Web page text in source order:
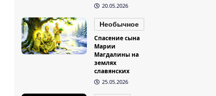
20.05.2026
Необычное
Спасение сына
Марии
Магдалины на
землях
славянских
25.05.2026